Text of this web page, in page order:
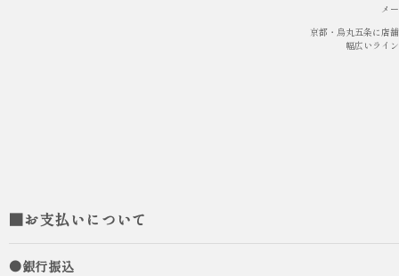
メ
京都・烏丸五条に店
幅広いライ
■お支払いについて
●銀行振込